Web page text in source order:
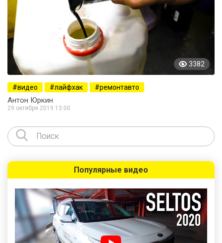
3382
видео лайфхак ремонтавто
Антон Юркин
29 октября 2019 13:00
Популярные видео